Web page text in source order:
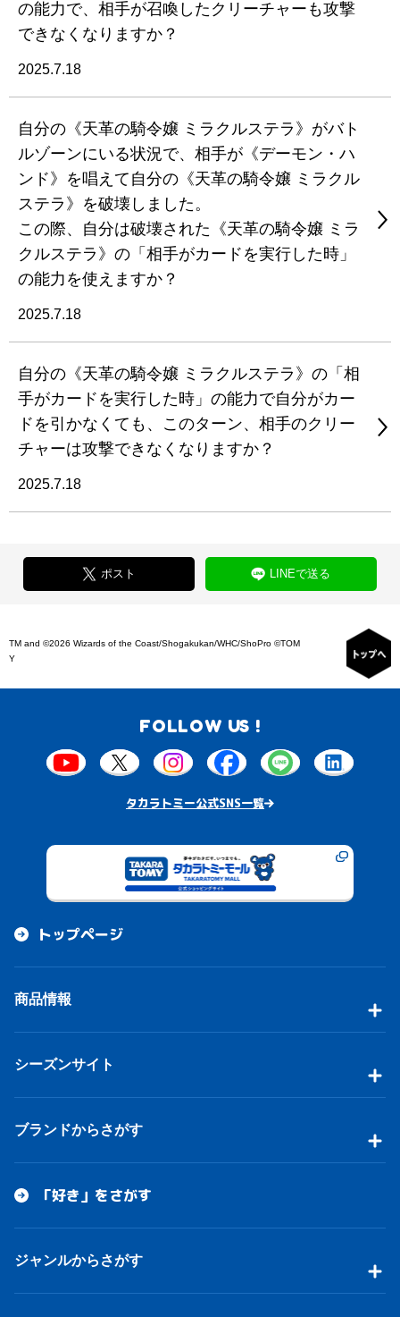
の能力で、相手が召喚したクリーチャーも攻撃
できなくなりますか？
2025.7.18
自分の《天革の騎令嬢 ミラクルステラ》がバト
ルゾーンにいる状況で、相手が《デーモン・ハ
ンド》を唱えて自分の《天革の騎令嬢 ミラクル
ステラ》を破壊しました。
この際、自分は破壊された《天革の騎令嬢 ミラ
クルステラ》の「相手がカードを実行した時」
の能力を使えますか？
2025.7.18
自分の《天革の騎令嬢 ミラクルステラ》の「相
手がカードを実行した時」の能力で自分がカー
ドを引かなくても、このターン、相手のクリー
チャーは攻撃できなくなりますか？
2025.7.18
ポスト LINEで送る
TM and ©2026 Wizards of the Coast/Shogakukan/WHC/ShoPro ©TOM
Y
FOLLOW US !
タカラトミー公式SNS一覧
トップページ
商品情報
シーズンサイト
ブランドからさがす
「好き」をさがす
ジャンルからさがす